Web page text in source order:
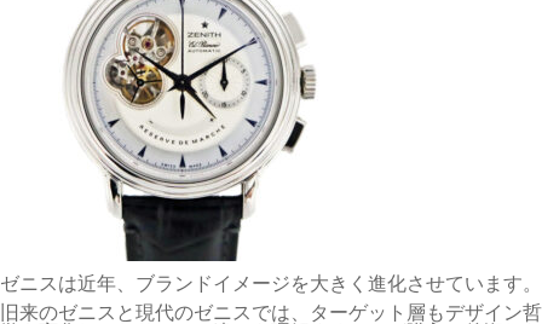
ゼニスは近年、ブランドイメージを大きく進化させています。
旧来のゼニスと現代のゼニスでは、ターゲット層もデザイン哲